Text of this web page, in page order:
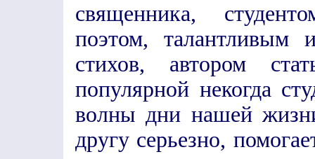
священника,
поэтом, талантливым
стихов, автором
популярной некогда
волны дни нашей
другу серьезно,